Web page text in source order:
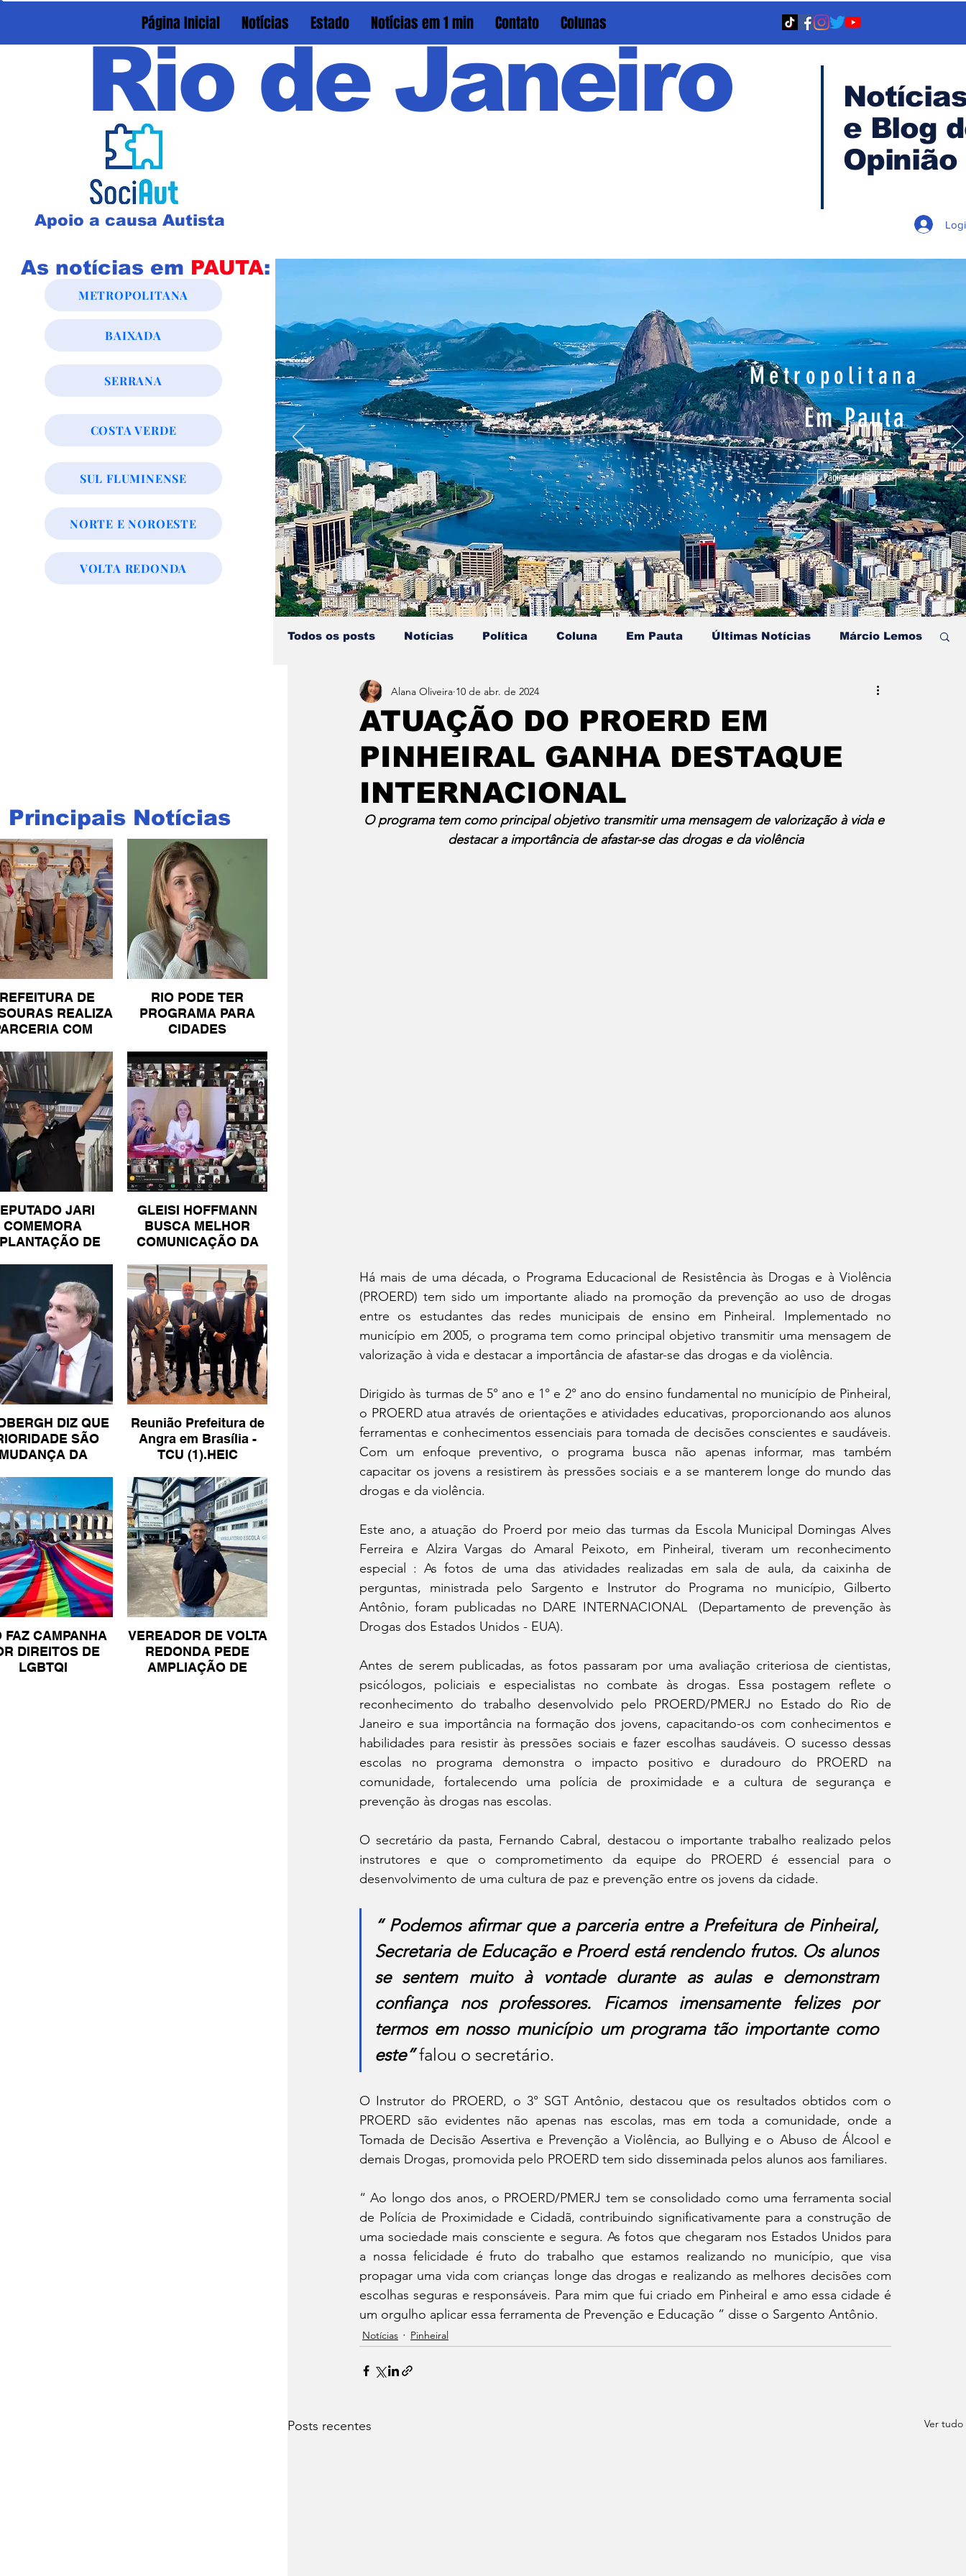
Página Inicial Notícias Estado Notícias em 1 min Contato Colunas
Rio de Janeiro
Apoio a causa Autista
e Blog
Opinião
As notícias em PAUTA:
METROPOLITANA
BAIXADA
SERRANA
COSTA VERDE
SUL FLUMINENSE
NORTE E NOROESTE
VOLTA REDONDA
Principais Notícias
DE
REALIZA
COM
RIO PODE TER
PROGRAMA PARA
CIDADES
JARI
COMEMORA
DE
GLEISI HOFFMANN
BUSCA MELHOR
COMUNICAÇÃO DA
DIZ QUE
SÃO
DA
DE IR
Reunião Prefeitura de
Angra em Brasília -
TCU (1).HEIC
FAZ CAMPANHA
DIREITOS DE
LGBTQI
VEREADOR DE VOLTA
REDONDA PEDE
AMPLIAÇÃO DE
Todos os posts Notícias Política Coluna Em Pauta Últimas Notícias Márcio Lemos
Estado do Rio Notícias em 1 min
Dois cafés e a conta Angra dos Reis Barra do Piraí Barra Mansa Pinheiral
ATUAÇÃO DO PROERD EM
PINHEIRAL GANHA DESTAQUE
INTERNACIONAL
Alana Oliveira 10 de abr. de 2024
O programa tem como principal objetivo transmitir uma mensagem de valorização à vida e
destacar a importância de afastar-se das drogas e da violência
Há mais de uma década, o Programa Educacional de Resistência às Drogas e à Violência
(PROERD) tem sido um importante aliado na promoção da prevenção ao uso de drogas
entre os estudantes das redes municipais de ensino em Pinheiral. Implementado no
município em 2005, o programa tem como principal objetivo transmitir uma mensagem de
valorização à vida e destacar a importância de afastar-se das drogas e da violência.
Dirigido às turmas de 5° ano e 1° e 2° ano do ensino fundamental no município de Pinheiral,
o PROERD atua através de orientações e atividades educativas, proporcionando aos alunos
ferramentas e conhecimentos essenciais para tomada de decisões conscientes e saudáveis.
Com um enfoque preventivo, o programa busca não apenas informar, mas também
capacitar os jovens a resistirem às pressões sociais e a se manterem longe do mundo das
drogas e da violência.
Este ano, a atuação do Proerd por meio das turmas da Escola Municipal Domingas Alves
Ferreira e Alzira Vargas do Amaral Peixoto, em Pinheiral, tiveram um reconhecimento
especial : As fotos de uma das atividades realizadas em sala de aula, da caixinha de
perguntas, ministrada pelo Sargento e Instrutor do Programa no município, Gilberto
Antônio, foram publicadas no DARE INTERNACIONAL  (Departamento de prevenção às
Drogas dos Estados Unidos - EUA).
Antes de serem publicadas, as fotos passaram por uma avaliação criteriosa de cientistas,
psicólogos, policiais e especialistas no combate às drogas. Essa postagem reflete o
reconhecimento do trabalho desenvolvido pelo PROERD/PMERJ no Estado do Rio de
Janeiro e sua importância na formação dos jovens, capacitando-os com conhecimentos e
habilidades para resistir às pressões sociais e fazer escolhas saudáveis. O sucesso dessas
escolas no programa demonstra o impacto positivo e duradouro do PROERD na
comunidade, fortalecendo uma polícia de proximidade e a cultura de segurança e
prevenção às drogas nas escolas.
O secretário da pasta, Fernando Cabral, destacou o importante trabalho realizado pelos
instrutores e que o comprometimento da equipe do PROERD é essencial para o
desenvolvimento de uma cultura de paz e prevenção entre os jovens da cidade.
“ Podemos afirmar que a parceria entre a Prefeitura de Pinheiral,
Secretaria de Educação e Proerd está rendendo frutos. Os alunos
se sentem muito à vontade durante as aulas e demonstram
confiança nos professores. Ficamos imensamente felizes por
termos em nosso município um programa tão importante como
este” falou o secretário.
O Instrutor do PROERD, o 3° SGT Antônio, destacou que os resultados obtidos com o
PROERD são evidentes não apenas nas escolas, mas em toda a comunidade, onde a
Tomada de Decisão Assertiva e Prevenção a Violência, ao Bullying e o Abuso de Álcool e
demais Drogas, promovida pelo PROERD tem sido disseminada pelos alunos aos familiares.
“ Ao longo dos anos, o PROERD/PMERJ tem se consolidado como uma ferramenta social
de Polícia de Proximidade e Cidadã, contribuindo significativamente para a construção de
uma sociedade mais consciente e segura. As fotos que chegaram nos Estados Unidos para
a nossa felicidade é fruto do trabalho que estamos realizando no município, que visa
propagar uma vida com crianças longe das drogas e realizando as melhores decisões com
escolhas seguras e responsáveis. Para mim que fui criado em Pinheiral e amo essa cidade é
um orgulho aplicar essa ferramenta de Prevenção e Educação ” disse o Sargento Antônio.
Notícias Pinheiral
Posts recentes Ver tudo
Metropolitana
Em Pauta
Página de Notícias